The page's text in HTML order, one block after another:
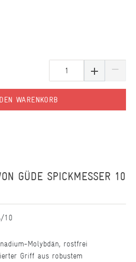
WARENKORB
GÜDE SPICKMESSER 10
10
Molybdän, rostfrei
Griff aus robustem